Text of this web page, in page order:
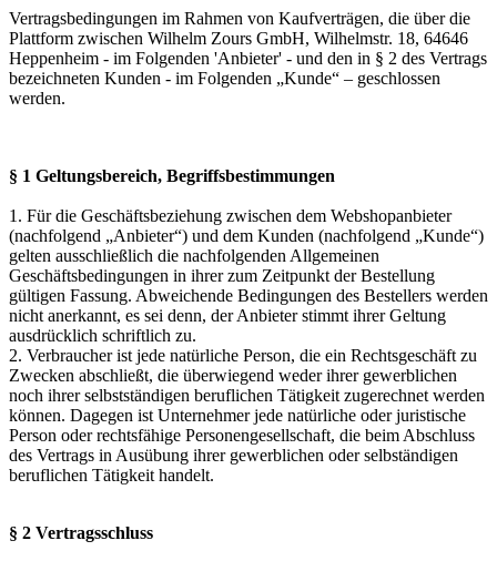
Vertragsbedingungen im Rahmen von Kaufverträgen, die über die
Plattform zwischen Wilhelm Zours GmbH, Wilhelmstr. 18, 64646
Heppenheim - im Folgenden 'Anbieter' - und den in § 2 des Vertrags
bezeichneten Kunden - im Folgenden „Kunde“ – geschlossen
werden.
§ 1 Geltungsbereich, Begriffsbestimmungen
1. Für die Geschäftsbeziehung zwischen dem Webshopanbieter
(nachfolgend „Anbieter“) und dem Kunden (nachfolgend „Kunde“)
gelten ausschließlich die nachfolgenden Allgemeinen
Geschäftsbedingungen in ihrer zum Zeitpunkt der Bestellung
gültigen Fassung. Abweichende Bedingungen des Bestellers werden
nicht anerkannt, es sei denn, der Anbieter stimmt ihrer Geltung
ausdrücklich schriftlich zu.
2. Verbraucher ist jede natürliche Person, die ein Rechtsgeschäft zu
Zwecken abschließt, die überwiegend weder ihrer gewerblichen
noch ihrer selbstständigen beruflichen Tätigkeit zugerechnet werden
können. Dagegen ist Unternehmer jede natürliche oder juristische
Person oder rechtsfähige Personengesellschaft, die beim Abschluss
des Vertrags in Ausübung ihrer gewerblichen oder selbständigen
beruflichen Tätigkeit handelt.
§ 2 Vertragsschluss